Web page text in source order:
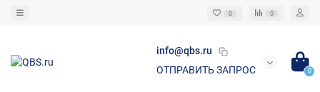
0 0
info@qbs.ru
ОТПРАВИТЬ ЗАПРОС
0